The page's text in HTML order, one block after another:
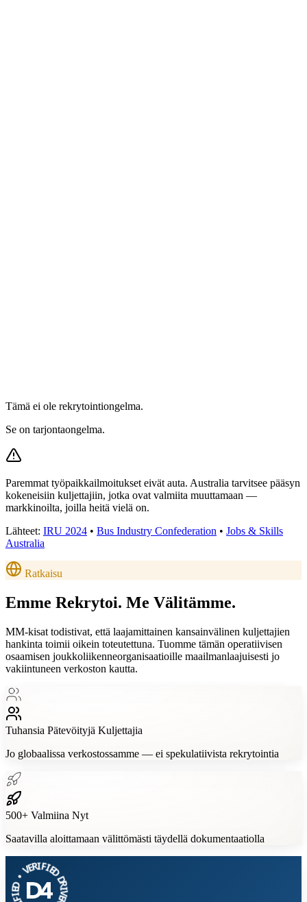
Tämä ei ole rekrytointiongelma.
Se on tarjontaongelma.
Paremmat työpaikkailmoitukset eivät auta. Australia tarvitsee pääsyn
kokeneisiin kuljettajiin, jotka ovat valmiita muuttamaan —
markkinoilta, joilla heitä vielä on.
Lähteet: IRU 2024 • Bus Industry Confederation • Jobs & Skills
Australia
Ratkaisu
Emme Rekrytoi. Me Välitämme.
MM-kisat todistivat, että laajamittainen kansainvälinen kuljettajien
hankinta toimii oikein toteutettuna. Tuomme tämän operatiivisen
osaamisen joukkoliikenneorganisaatioille maailmanlaajuisesti jo
vakiintuneen verkoston kautta.
Tuhansia Pätevöityjä Kuljettajia
Jo globaalissa verkostossamme — ei spekulatiivista rekrytointia
500+ Valmiina Nyt
Saatavilla aloittamaan välittömästi täydellä dokumentaatiolla
R
T
I
FI
E
D•VE
R
I
F
I
E
D
D